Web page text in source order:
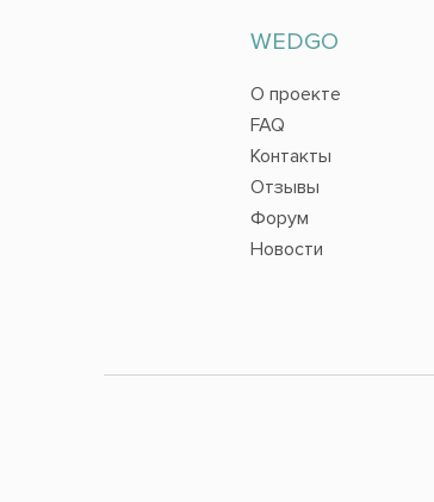
WEDGO
О проекте
FAQ
Контакты
Отзывы
Форум
Новости